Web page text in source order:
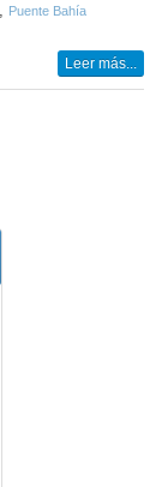
Puente Bahía
Leer más...